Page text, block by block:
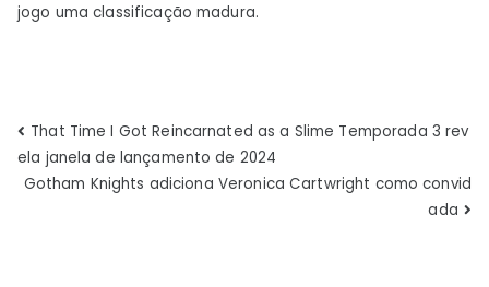
jogo uma classificação madura.
Navegação
de
That Time I Got Reincarnated as a Slime Temporada 3 rev
ela janela de lançamento de 2024
Gotham Knights adiciona Veronica Cartwright como convid
ada